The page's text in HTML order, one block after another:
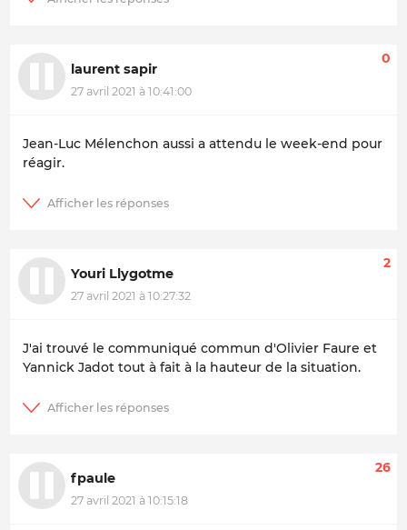
laurent sapir
27 avril 2021 à 10:41:00
0
Jean-Luc Mélenchon aussi a attendu le week-end pour
réagir.
Youri Llygotme
27 avril 2021 à 10:27:32
2
J'ai trouvé le communiqué commun d'Olivier Faure et
Yannick Jadot tout à fait à la hauteur de la situation.
fpaule
27 avril 2021 à 10:15:18
26